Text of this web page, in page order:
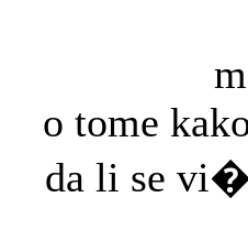
o tome
da li se